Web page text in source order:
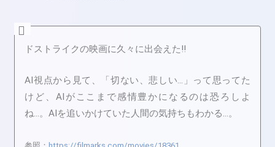
ドストライクの映画に久々に出会えた‼︎
AI視点から見て、「切ない、悲しい…」って思ってた
けど、AIがここまで感情豊かになるのは恐ろしよ
ね…。AIを追いかけていた人間の気持ちもわかる…。